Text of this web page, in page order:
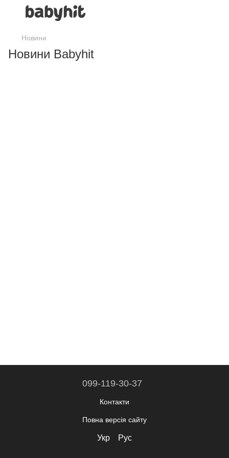
Новини
Новини Babyhit
099-119-30-37
Контакти
Повна версія сайту
Укр Рус